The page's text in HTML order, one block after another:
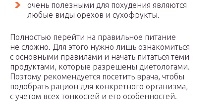
очень полезными для похудения являются
любые виды орехов и сухофрукты.
Полностью перейти на правильное питание
не сложно. Для этого нужно лишь ознакомиться
с основными правилами и начать питаться теми
продуктами, которые разрешены диетологами.
Поэтому рекомендуется посетить врача, чтобы
подобрать рацион для конкретного организма,
с учетом всех тонкостей и его особенностей.